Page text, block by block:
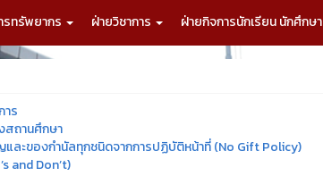
รทรัพยากร ฝ่ายวิชาการ ฝ่ายกิจการนักเรียน นักศึกษา
ร
สถานศึกษา
และของกำนัลทุกชนิดจากการปฏิบัติหน้าที่ (No Gift Policy)
and Don’t)